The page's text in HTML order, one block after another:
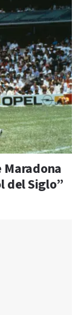
Maradona
del Siglo”